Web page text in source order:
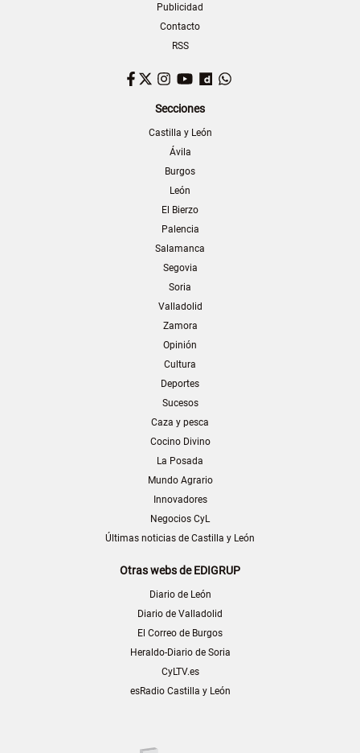
Publicidad
Contacto
RSS
Facebook
TwitterInstagram
YouTubeDailymotion
Secciones
Castilla y León
Ávila
Burgos
León
El Bierzo
Palencia
Salamanca
Segovia
Soria
Valladolid
Zamora
Opinión
Cultura
Deportes
Sucesos
Caza y pesca
Cocino Divino
La Posada
Mundo Agrario
Innovadores
Negocios CyL
Últimas noticias de Castilla y León
Otras webs de EDIGRUP
Diario de León
Diario de Valladolid
El Correo de Burgos
Heraldo-Diario de Soria
CyLTV.es
esRadio Castilla y León